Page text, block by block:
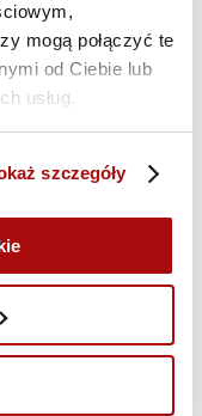
mogą połączyć te
od Ciebie lub
usług.
szczegóły
1 stycznia
rozwój